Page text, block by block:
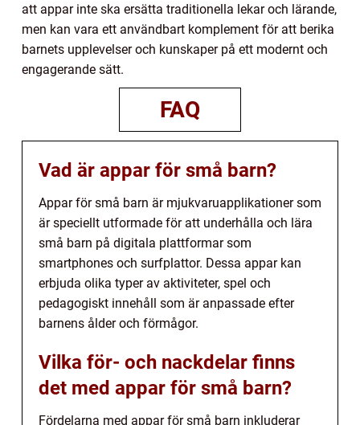
att appar inte ska ersätta traditionella lekar och lärande,
men kan vara ett användbart komplement för att berika
barnets upplevelser och kunskaper på ett modernt och
engagerande sätt.
FAQ
Vad är appar för små barn?
Appar för små barn är mjukvaruapplikationer som
är speciellt utformade för att underhålla och lära
små barn på digitala plattformar som
smartphones och surfplattor. Dessa appar kan
erbjuda olika typer av aktiviteter, spel och
pedagogiskt innehåll som är anpassade efter
barnens ålder och förmågor.
Vilka för- och nackdelar finns
det med appar för små barn?
Fördelarna med appar för små barn inkluderar